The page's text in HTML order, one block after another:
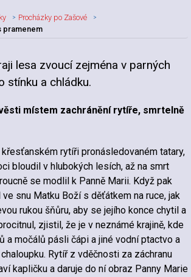
Procházky po Zašové
pramenem
lesa zvoucí zejména v parných
stínku a chládku.
místem zachránění rytíře, smrtelně
rytíři pronásledovaném tatary,
bloudil v hlubokých lesích, až na smrt
se modlil k Panně Marii. Když pak
ve snu Matku Boží s děťátkem na ruce, jak
rukou šňůru, aby se jejího konce chytil a
zjistil, že je v neznámé krajině, kde
a močálů pásli čápi a jiné vodní ptactvo a
Rytíř z vděčnosti za záchranu
kapličku a daruje do ní obraz Panny Marie